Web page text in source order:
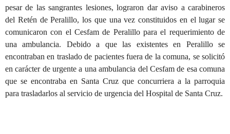
pesar de las sangrantes lesiones, lograron dar aviso a carabineros
del Retén de Peralillo, los que una vez constituidos en el lugar se
comunicaron con el Cesfam de Peralillo para el requerimiento de
una ambulancia. Debido a que las existentes en Peralillo se
encontraban en traslado de pacientes fuera de la comuna, se solicitó
en carácter de urgente a una ambulancia del Cesfam de esa comuna
que se encontraba en Santa Cruz que concurriera a la parroquia
para trasladarlos al servicio de urgencia del Hospital de Santa Cruz.